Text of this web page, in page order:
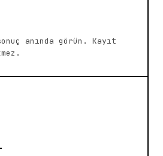
anında görün. Kayıt